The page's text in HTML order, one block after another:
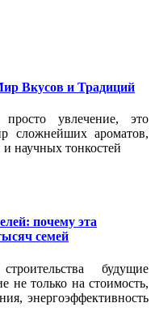
Вкусов и Традиций
увлечение, это
сложнейших ароматов,
научных тонкостей
почему эта
семей
будущие
не только на стоимость,
энергоэффективность